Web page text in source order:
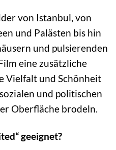
von Istanbul, von
und Palästen bis hin
und pulsierenden
eine zusätzliche
Vielfalt und Schönheit
und politischen
Oberfläche brodeln.
geeignet?